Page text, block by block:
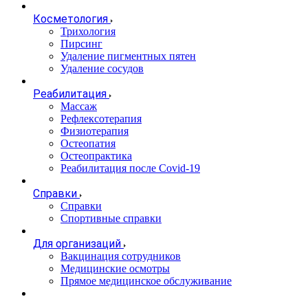
Косметология
Трихология
Пирсинг
Удаление пигментных пятен
Удаление сосудов
Реабилитация
Массаж
Рефлексотерапия
Физиотерапия
Остеопатия
Остеопрактика
Реабилитация после Covid-19
Справки
Справки
Спортивные справки
Для организаций
Вакцинация сотрудников
Медицинские осмотры
Прямое медицинское обслуживание